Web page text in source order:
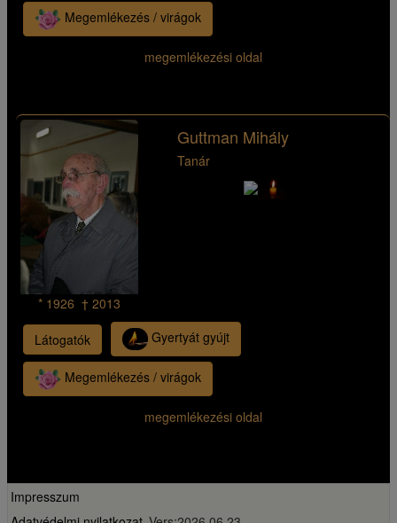
Megemlékezés / virágok
megemlékezési oldal
* 1926 † 2013
Guttman Mihály
Tanár
Látogatók Gyertyát gyújt
Megemlékezés / virágok
megemlékezési oldal
Impresszum